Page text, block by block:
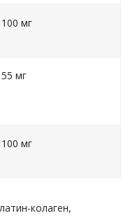
100 мг
55 мг
100 мг
колаген,